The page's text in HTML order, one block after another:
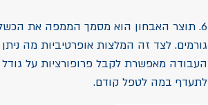
6. תוצר האבחון הוא מסמך הממפה את
גורמים. לצד זה המלצות אופרטיביות מה
העבודה מאפשרת לקבל פרופורציות על
לתעדף במה לטפל קודם.